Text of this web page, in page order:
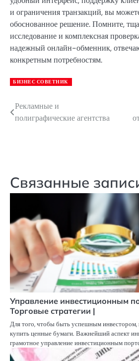
и ограничения транзакций, вы
обоснованное решение. Помните,
исследование и комплексная
надежный онлайн-обменник,
конкретным потребностям.
БИЗНЕС СОВЕТНИК
Навигация
Рекламные и
полиграфические агентства
Связанные
Управление инвестиционным
Торговые стратегии |
Для того, чтобы быть успешным инвестором,
купить ценные бумаги. Важнейший аспект
грамотное управление инвестиционным